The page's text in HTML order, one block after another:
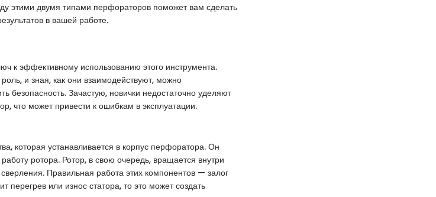
этими двумя типами перфораторов поможет вам сделать
в вашей работе.
к эффективному использованию этого инструмента.
и зная, как они взаимодействуют, можно
безопасность. Зачастую, новички недостаточно уделяют
что может привести к ошибкам в эксплуатации.
которая устанавливается в корпус перфоратора. Он
ротора. Ротор, в свою очередь, вращается внутри
Правильная работа этих компонентов — залог
перегрев или износ статора, то это может создать